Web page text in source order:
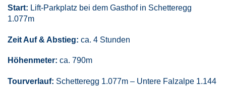
Start: Lift-Parkplatz bei dem Gasthof in Schetteregg
1.077m
Zeit Auf & Abstieg: ca. 4 Stunden
Höhenmeter: ca. 790m
Tourverlauf: Schetteregg 1.077m – Untere Falzalpe 1.144